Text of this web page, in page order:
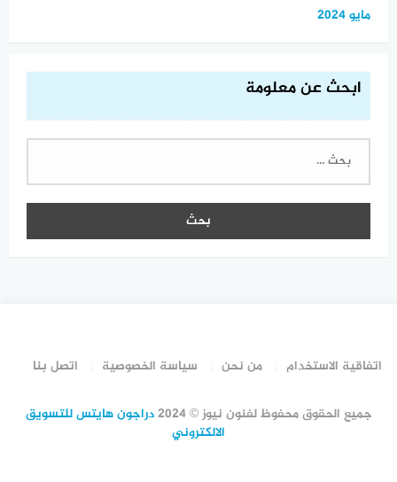
مايو 2024
ابحث عن معلومة
البحث
اتفاقية الاستخدام من نحن سياسة الخصوصية اتصل بنا
جميع الحقوق محفوظ لفنون نيوز © 2024
دراجون هايتس للتسويق
الالكتروني